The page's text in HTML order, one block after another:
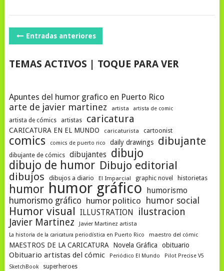
NAVEGACIÓN
POSTS
Entradas anteriores
TEMAS ACTIVOS | TOQUE PARA VER
Apuntes del humor grafico en Puerto Rico
arte de javier martinez artista artista de comic
artista de cómics artistas caricatura
CARICATURA EN EL MUNDO caricaturista cartoonist
comics comics de puerto rico daily drawings dibujante
dibujante de cómics dibujantes dibujo
dibujo de humor Dibujo editorial
dibujos dibujos a diario El Imparcial graphic novel historietas
humor humor gráfico humorismo
humorismo gráfico humor politico humor social
Humor visual ILLUSTRATION
ilustracion
Javier Martinez
Javier Martinez artista
La historia de la caricatura periodística en Puerto Rico
maestro del cómic
MAESTROS DE LA CARICATURA Novela Gráfica obituario
Obituario artistas del cómic Periódico El Mundo
Pilot Precise V5
SketchBook
superheroes